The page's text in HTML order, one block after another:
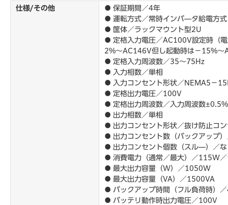
仕様/その他
● 保証期間／4年
● 運転方式／常時インバ―タ給電方式
● 筐体／ラックマウント型2U
● 定格入力電圧／AC100V設定時（
2%～AC146V但し起動時は－15%～
● 定格入力周波数／35～75Hz
● 入力相数／単相
● 入力コンセント形状／NEMA5－
● 定格出力電圧／100V
● 定格出力周波数／入力周波数±0.5%
● 出力相数／単相
● 出力コンセント形状／抜け防止コ
● 出力コンセント数（バックアップ
● 出力コンセント個数（スル―）／な
● 消費電力（通常／最大）／115W
● 最大出力容量（W）／1050W
● 最大出力容量（VA）／1500VA
● バックアップ時間（フル負荷時）
● バッテリ動作時出力電圧／100V